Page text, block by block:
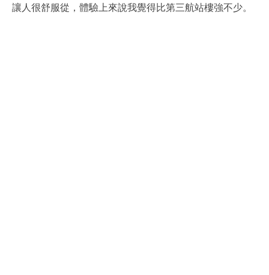
讓人很舒服從，體驗上來說我覺得比第三航站樓強不少。